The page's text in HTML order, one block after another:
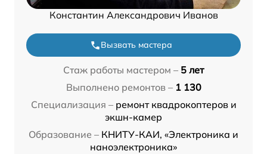
Константин Александрович Иванов
Вызвать мастера
Стаж работы мастером – 5 лет
Выполнено ремонтов – 1 130
Специализация – ремонт квадрокоптеров и
экшн-камер
Образование – КНИТУ-КАИ, «Электроника и
наноэлектроника»